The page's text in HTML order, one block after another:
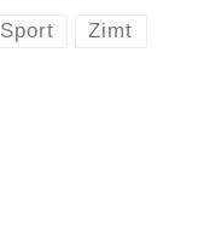
Sport Zimt